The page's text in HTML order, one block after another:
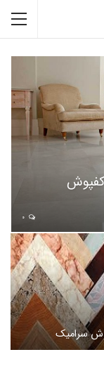
کفپوش
سرامیک